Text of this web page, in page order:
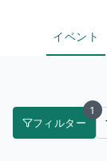
イベント
フィルター
1